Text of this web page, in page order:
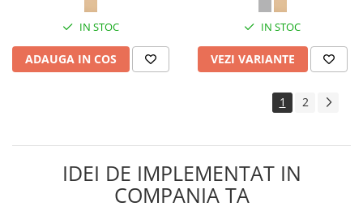
IN STOC
ADAUGA IN COS
IN STOC
VEZI VARIANTE
1 2
IDEI DE IMPLEMENTAT IN
COMPANIA TA